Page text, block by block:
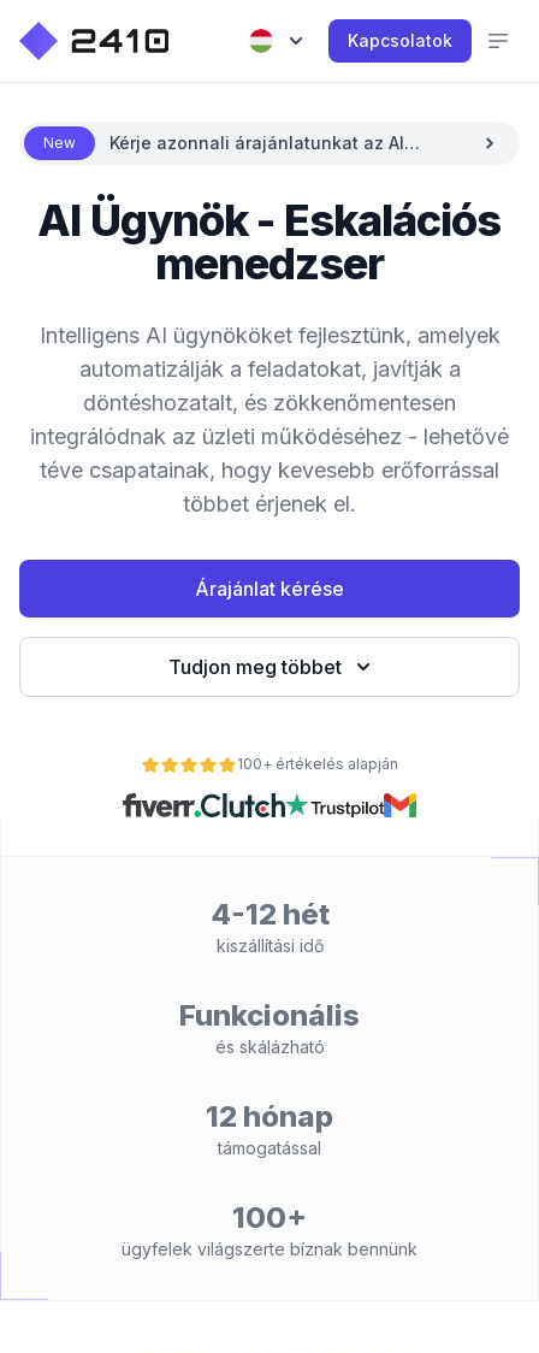
Kapcsolatok
New
Kérje azonnali árajánlatunkat az AI
AI Ügynök - Eskalációs
menedzser
Intelligens AI ügynököket fejlesztünk, amelyek
automatizálják a feladatokat, javítják a
döntéshozatalt, és zökkenőmentesen
integrálódnak az üzleti működéséhez - lehetővé
téve csapatainak, hogy kevesebb erőforrással
többet érjenek el.
Árajánlat kérése
Tudjon meg többet
100+ értékelés alapján
4-12 hét
kiszállítási idő
Funkcionális
és skálázható
12 hónap
támogatással
100+
ügyfelek világszerte bíznak bennünk